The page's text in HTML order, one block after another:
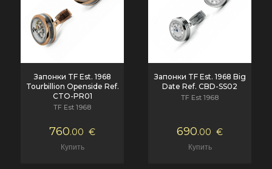
Запонки TF Est. 1968
Tourbillion Openside Ref.
CTO-PR01
TF Est 1968
760.00 €
Запонки TF Est. 1968 Big
Date Ref. CBD-SS02
TF Est 1968
690.00 €